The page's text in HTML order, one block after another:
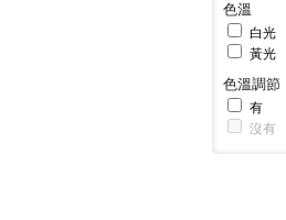
色溫
白光
黃光
色溫調節
有
沒有